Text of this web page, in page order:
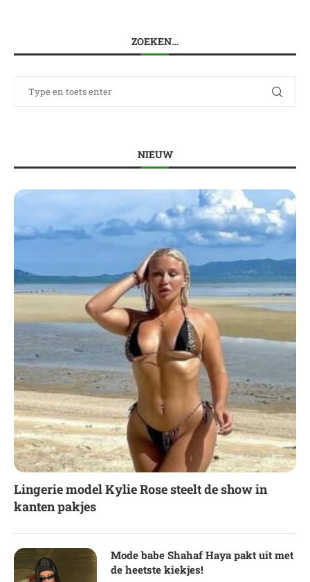
ZOEKEN…
NIEUW
Lingerie model Kylie Rose steelt de show in
kanten pakjes
Mode babe Shahaf Haya pakt uit met
de heetste kiekjes!